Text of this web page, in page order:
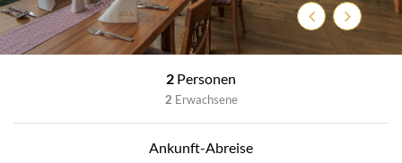
ZurückWeiter
2 Personen
2 Erwachsene
Ankunft-Abreise